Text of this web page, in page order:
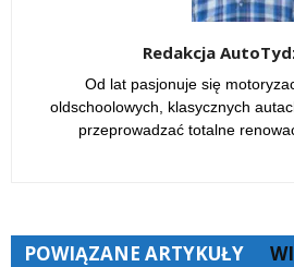
Redakcja
Od lat pasjonuje się
oldschoolowych, klasycznych
przeprowadzać totalne
POWIĄZANE ARTYKUŁY